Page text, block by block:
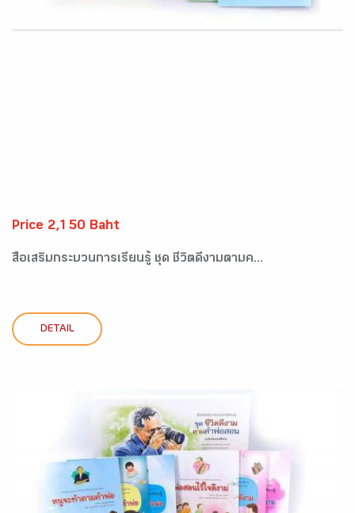
Price 2,150 Baht
สื่อเสริมกระบวนการเรียนรู้ ชุด ชีวิตดีงามตามค...
DETAIL